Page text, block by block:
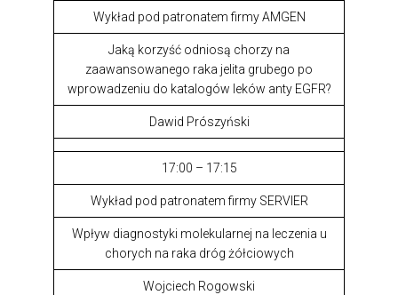
Wykład pod patronatem firmy AMGEN
Jaką korzyść odniosą chorzy na
zaawansowanego raka jelita grubego po
wprowadzeniu do katalogów leków anty EGFR?
Dawid Prószyński
17:00 – 17:15
Wykład pod patronatem firmy SERVIER
Wpływ diagnostyki molekularnej na leczenia u
chorych na raka dróg żółciowych
Wojciech Rogowski